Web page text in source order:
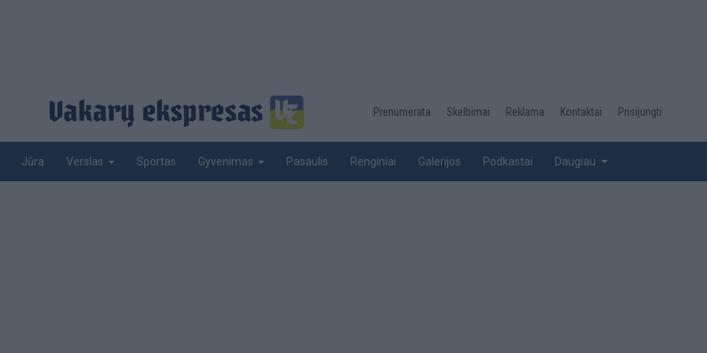
Desktop
top
Prenumerata Skelbimai Reklama Kontaktai Prisijungti
Jūra Verslas Sportas Gyvenimas Pasaulis Renginiai Galerijos Podkastai Daugiau